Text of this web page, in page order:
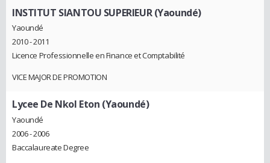
INSTITUT SIANTOU SUPERIEUR (Yaoundé)
Yaoundé
2010 - 2011
Licence Professionnelle en Finance et Comptabilité
VICE MAJOR DE PROMOTION
Lycee De Nkol Eton (Yaoundé)
Yaoundé
2006 - 2006
Baccalaureate Degree